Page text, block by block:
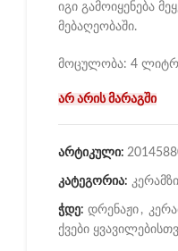
იგი გამოიყენება
მებაღეობაში.
მოცულობა: 4
არ არის მარაგში
არტიკული:
კატეგორია:
ჭდე: დრენაჟი ,
ქვები